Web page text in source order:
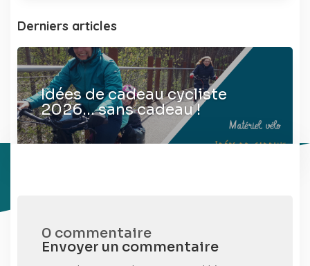
Derniers articles
Idées de cadeau cycliste
2026… sans cadeau !
0 commentaire
Envoyer un commentaire